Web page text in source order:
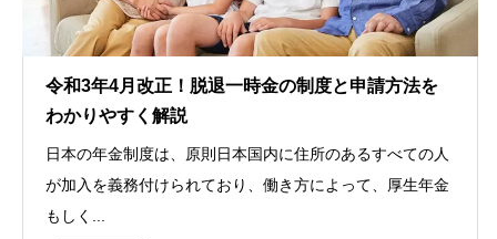
令和3年4月改正！脱退一時金の制度と申請方法を
わかりやすく解説
日本の年金制度は、原則日本国内に住所のあるすべての人
が加入を義務付けられており、働き方によって、厚生年金
もしく...